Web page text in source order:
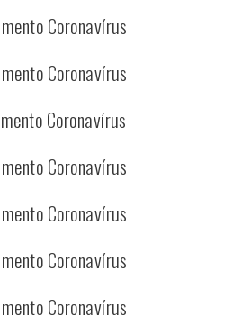
Coronavírus
Coronavírus
Coronavírus
Coronavírus
Coronavírus
Coronavírus
Coronavírus